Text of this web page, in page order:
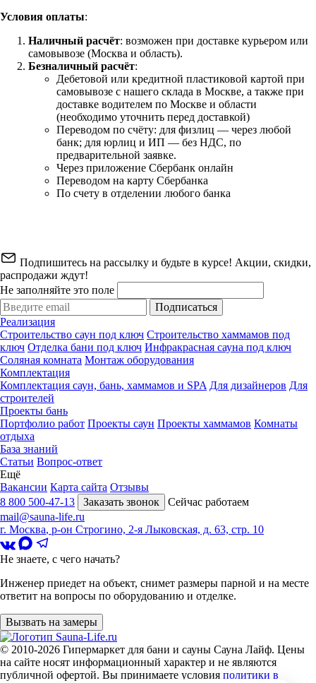
Условия оплаты:
Наличный расчёт: возможен при доставке курьером или
самовывозе (Москва и область).
Безналичный расчёт:
Дебетовой или кредитной пластиковой картой при
самовывозе с нашего склада в Москве, а также при
доставке водителем по Москве и области
(необходимо уточнить перед доставкой)
Переводом по счёту: для физлиц — через любой
банк; для юрлиц и ИП — без НДС, по
предварительной заявке.
Через приложение Сбербанк онлайн
Переводом на карту Сбербанка
По счету в отделении любого банка
Подпишитесь на рассылку и будьте в курсе! Акции, скидки,
распродажи ждут!
Не заполняйте это поле
Подписаться
Реализация
Строительство саун под ключ Строительство хаммамов под
ключ Отделка бани под ключ Инфракрасная сауна под ключ
Соляная комната Монтаж оборудования
Комплектация
Комплектация саун, бань, хаммамов и SPA Для дизайнеров Для
строителей
Проекты бань
Портфолио работ Проекты саун Проекты хаммамов Комнаты
отдыха
База знаний
Статьи Вопрос-ответ
Ещё
Вакансии Карта сайта Отзывы
8 800 500-47-13
Заказать звонок
Сейчас работаем
mail@sauna-life.ru
г. Москва, р-он Строгино, 2-я Лыковская, д. 63, стр. 10
Не знаете, с чего начать?
Инженер приедет на объект, снимет размеры парной и на месте
ответит на вопросы по оборудованию и отделке.
Вызвать на замеры
© 2010-2026 Гипермаркет для бани и сауны Сауна Лайф. Цены
на сайте носят информационный характер и не являются
публичной офертой. Вы принимаете условия политики в